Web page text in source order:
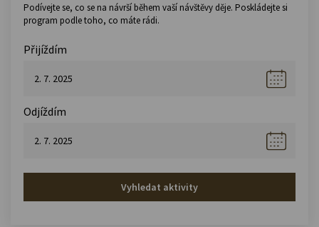
Podívejte se, co se na návrší během vaší návštěvy děje. Poskládejte si
program podle toho, co máte rádi.
Přijíždím
Odjíždím
Vyhledat aktivity